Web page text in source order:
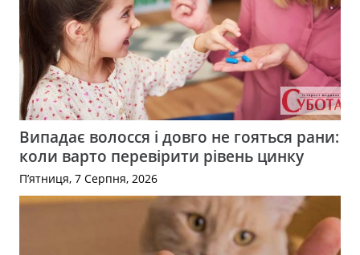
Випадає волосся і довго не гояться рани:
коли варто перевірити рівень цинку
П’ятниця, 7 Серпня, 2026